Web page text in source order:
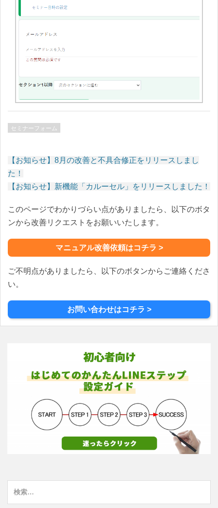
セミナーフォーム
投
稿
ビ
ゲ
ョ
ン
【お知らせ】8月の改善と不具合修正をリリースしまし
た！
【お知らせ】新機能「カルーセル」をリリースしました！
このページでわかりづらい点がありましたら、以下のボタ
ンから改善リクエストをお願いいたします。
マニュアル改善依頼はコチラ >
ご不明点がありましたら、以下のボタンからご連絡くださ
い。
お問い合わせはコチラ >
検